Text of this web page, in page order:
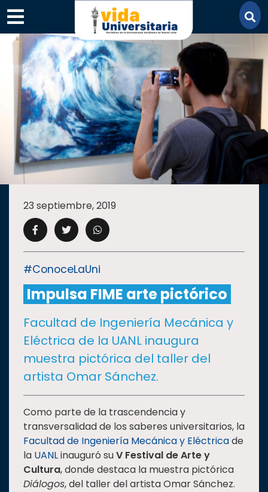
×
SECCIONES
ACADEMIA
CAMPUS UANL
CULTURA
DEPORTES
I+D+I EXPERTOS
SALUD
SUSTENTABILIDAD
TEMAS
23 septiembre, 2019
#ConoceLaUni
Impulsa FIME arte pictórico
Facultad de Ingeniería Mecánica y
Eléctrica de la UANL inaugura
muestra pictórica del taller del
artista Omar Sánchez.
Como parte de la trascendencia y
transversalidad de los saberes universitarios, la
Facultad de Ingeniería Mecánica y Eléctricade
la UANLinauguró suV Festival de Arte y
Cultura, donde destaca la muestra pictórica
Diálogos, del taller del artista Omar Sánchez.